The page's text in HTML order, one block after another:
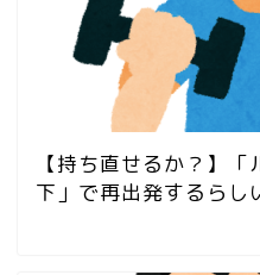
【持ち直せるか？】
下」で再出発するらし